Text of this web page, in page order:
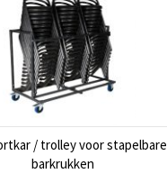
/ trolley voor stapelbare
barkrukken